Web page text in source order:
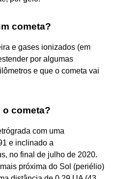
cometa?
e gases ionizados (em
por algumas
e que o cometa vai
o cometa?
com uma
e inclinado a
no final de julho de 2020.
próxima do Sol (periélio)